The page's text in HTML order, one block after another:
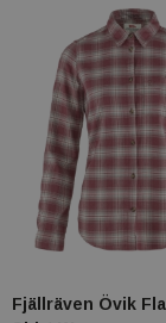
Fjällräven Övik